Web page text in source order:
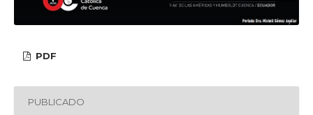
PDF
PUBLICADO